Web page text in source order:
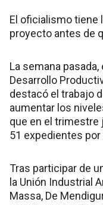
El oficialismo tiene
proyecto antes de
La semana
Desarrollo
destacó el trabajo
aumentar los
que en el trimestre
51 expedientes
Tras participar de
la Unión Industrial
Massa, De